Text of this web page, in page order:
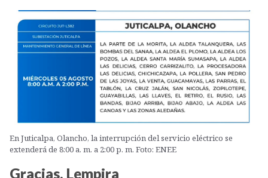
En Juticalpa, Olancho, la interrupción del servicio eléctrico se
extenderá de 8:00 a. m. a 2:00 p. m. Foto: ENEE
Gracias, Lempira